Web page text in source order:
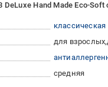
Hand Made Eco-
классическая
для взрослых
средняя